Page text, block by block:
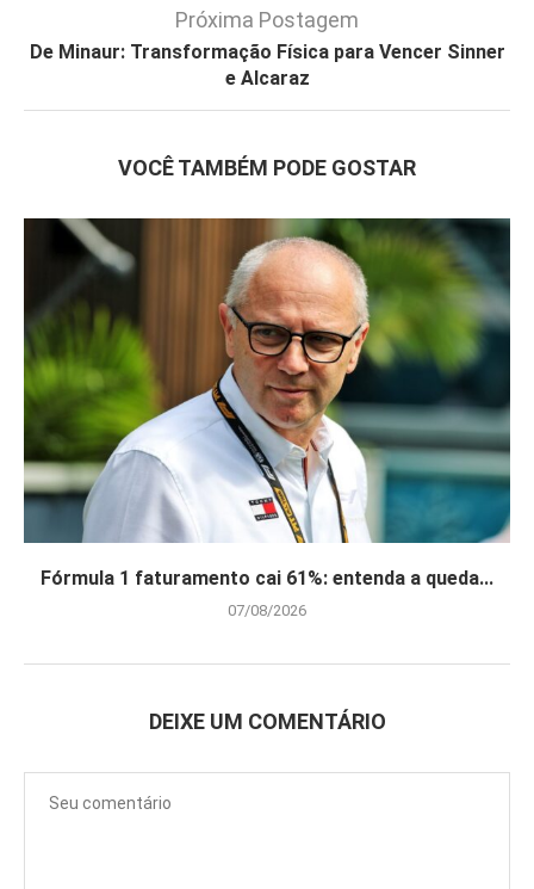
Próxima Postagem
De Minaur: Transformação Física para Vencer Sinner
e Alcaraz
VOCÊ TAMBÉM PODE GOSTAR
Fórmula 1 faturamento cai 61%: entenda a queda...
07/08/2026
DEIXE UM COMENTÁRIO